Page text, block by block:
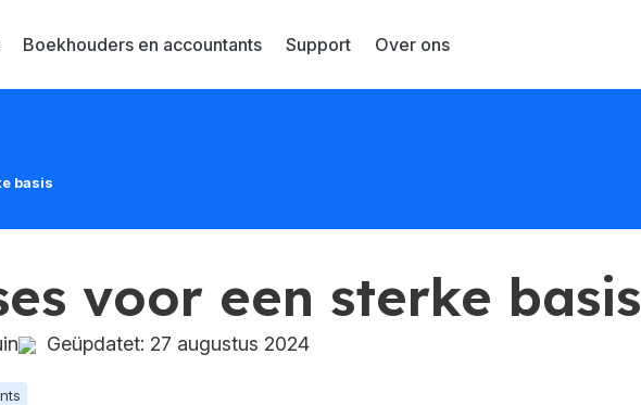
Boekhouders en accountants Support Over ons
basis
voor een sterke basis
Geüpdatet: 27 augustus 2024